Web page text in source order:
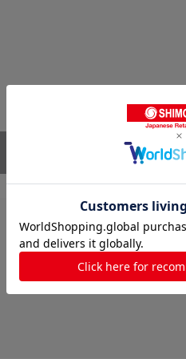
レビューはあ